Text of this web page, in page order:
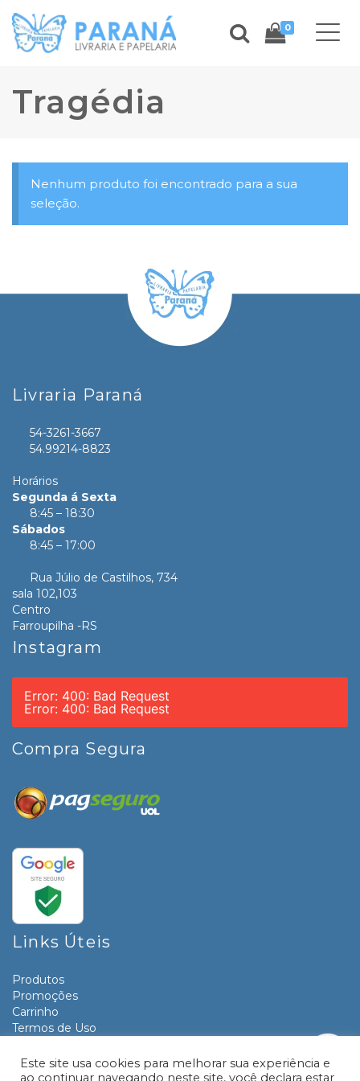
0
Tragédia
Nenhum produto foi encontrado para a sua
seleção.
Livraria Paraná
54-3261-3667
54.99214-8823
Horários
Segunda á Sexta
8:45 – 18:30
Sábados
8:45 – 17:00
Rua Júlio de Castilhos, 734
sala 102,103
Centro
Farroupilha -RS
Instagram
Error: 400: Bad Request
Error: 400: Bad Request
Compra Segura
Links Úteis
Produtos
Promoções
Carrinho
Termos de Uso
Contato
Este site usa cookies para melhorar sua experiência e
ao continuar navegando neste site, você declara estar